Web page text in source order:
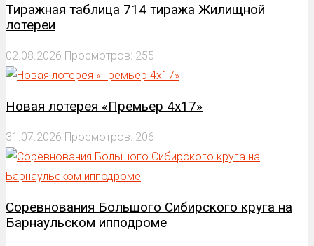
Тиражная таблица 714 тиража Жилищной
лотереи
02.08.2026 Просмотров: 255
Новая лотерея «Премьер 4х17»
31.07.2026 Просмотров: 206
Соревнования Большого Сибирского круга на
Барнаульском ипподроме